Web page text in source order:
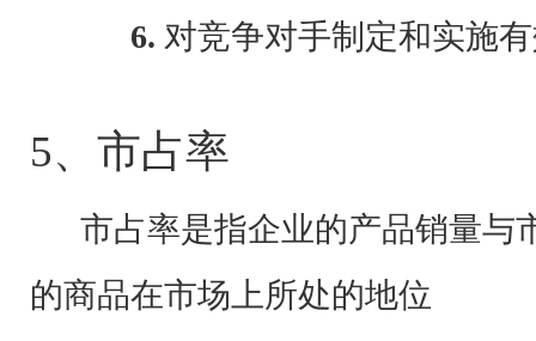
6. 对竞争对手制定和实施
5、市占率
市占率是指企业的产品销量与
的商品在市场上所处的地位